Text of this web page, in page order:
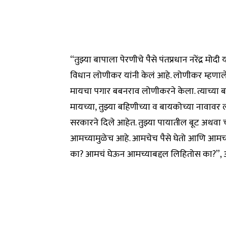
“तुझ्या बापाला पेरणीचे पैसे पंतप्रधान नरेंद्र
विधान लोणीकर यांनी केलं आहे. लोणीकर
मायचा पगार बबनराव लोणीकरने केला. त्याच्या
मायच्या, तुझ्या बहिणीच्या व बायकोच्या
सरकारने दिले आहेत. तुझ्या पायातील बूट
आमच्यामुळेच आहे. आमचेच पैसे घेतो आणि
का? आमचं घेऊन आमच्याबद्दल लिहितोस का?”,